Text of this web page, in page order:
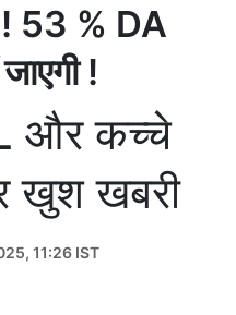
53 % DA
!
और कच्चे
खुश खबरी
11:26 IST